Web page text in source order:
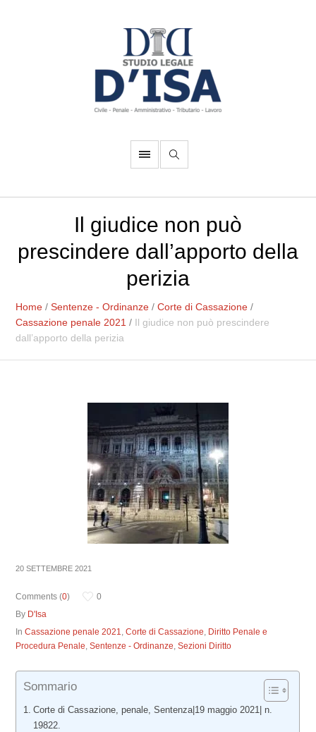
Il giudice non può
prescindere dall’apporto della
perizia
Home /Sentenze - Ordinanze /Corte di Cassazione /
Cassazione penale 2021 / Il giudice non può prescindere
dall’apporto della perizia
20 SETTEMBRE 2021
Comments (0)
0
By D'Isa
InCassazione penale 2021,Corte di Cassazione, Diritto Penale e
Procedura Penale,Sentenze - Ordinanze,Sezioni Diritto
Sommario
Corte di Cassazione, penale, Sentenza|19 maggio 2021| n.
19822.